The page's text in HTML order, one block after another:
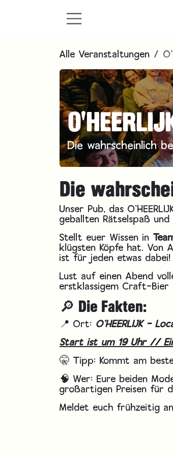
Alle Veranstaltungen
Die wahrscheinlich
Die
Unser Pub, das
geballten Rätselspaß
Stellt euer Wissen in
klügsten Köpfe hat. Von
ist für jeden etwas dabei!
Lust auf einen Abend
erstklassigem Craft-Bier
🔎 Die Fakten:
📍 Ort: O'HEERLIJK -
Start ist um 19 Uhr //
🤫 Tipp: Kommt am
🧠 Wer: Eure beiden
großartigen Preisen für
Meldet euch frühzeitig